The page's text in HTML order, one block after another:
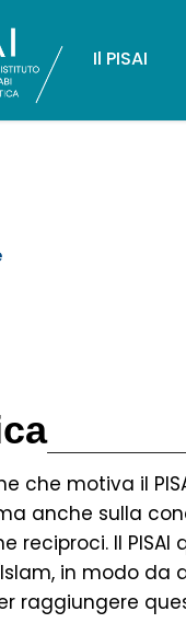
Il PISAI
che motiva il
anche sulla
reciproci. Il
in modo da
raggiungere